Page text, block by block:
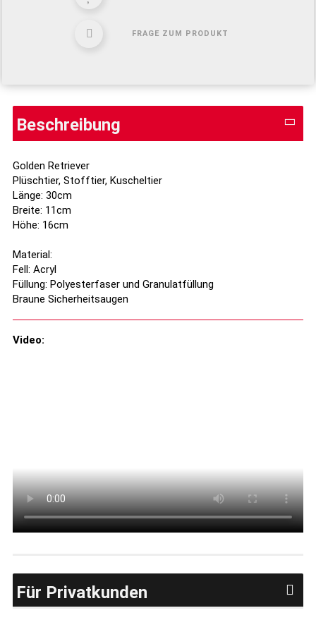
FRAGE ZUM PRODUKT
Beschreibung
Golden Retriever
Plüschtier, Stofftier, Kuscheltier
Länge: 30cm
Breite: 11cm
Höhe: 16cm
Material:
Fell: Acryl
Füllung: Polyesterfaser und Granulatfüllung
Braune Sicherheitsaugen
Video:
Für Privatkunden